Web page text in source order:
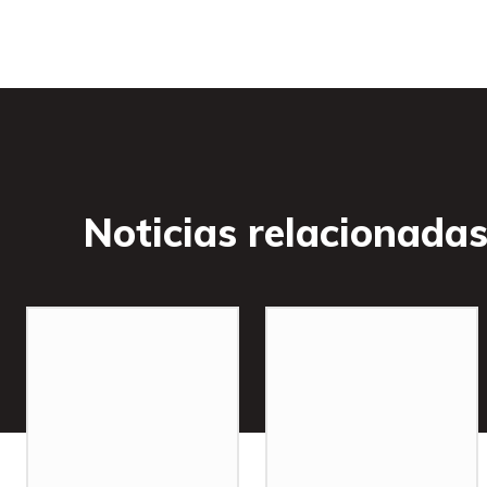
Noticias relacionadas